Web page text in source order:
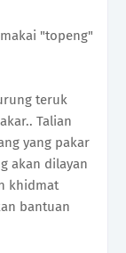
"topeng"
teruk
Talian
yang pakar
akan dilayan
khidmat
bantuan